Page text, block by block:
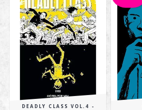
DEADLY CLASS VOL.4 -